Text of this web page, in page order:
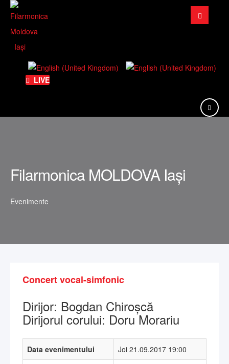
Căutare
...
LIVE
Filarmonica MOLDOVA Iași
Evenimente
Concert vocal-simfonic
Dirijor: Bogdan Chiroșcă
Dirijorul corului: Doru Morariu
Data evenimentului Joi 21.09.2017 19:00